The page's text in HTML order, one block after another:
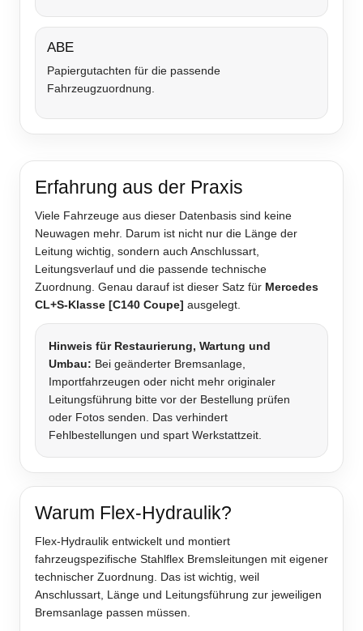
ABE
Papiergutachten für die passende
Fahrzeugzuordnung.
Erfahrung aus der Praxis
Viele Fahrzeuge aus dieser Datenbasis sind keine
Neuwagen mehr. Darum ist nicht nur die Länge der
Leitung wichtig, sondern auch Anschlussart,
Leitungsverlauf und die passende technische
Zuordnung. Genau darauf ist dieser Satz für Mercedes
CL+S-Klasse [C140 Coupe] ausgelegt.
Hinweis für Restaurierung, Wartung und
Umbau: Bei geänderter Bremsanlage,
Importfahrzeugen oder nicht mehr originaler
Leitungsführung bitte vor der Bestellung prüfen
oder Fotos senden. Das verhindert
Fehlbestellungen und spart Werkstattzeit.
Warum Flex-Hydraulik?
Flex-Hydraulik entwickelt und montiert
fahrzeugspezifische Stahlflex Bremsleitungen mit eigener
technischer Zuordnung. Das ist wichtig, weil
Anschlussart, Länge und Leitungsführung zur jeweiligen
Bremsanlage passen müssen.